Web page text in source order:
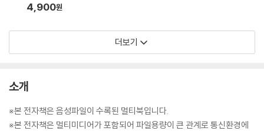
4,900원
더보기
소개
※본 전자책은 음성파일이 수록된 멀티북입니다.
※본 전자책은 멀티미디어가 포함되어 파일용량이 큰 관계로 통신환경에